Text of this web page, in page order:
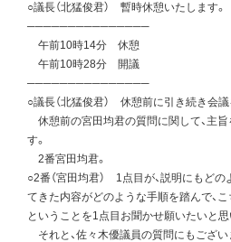
○議長（北猛俊君） 暫時休憩いたします。
───────────────
午前10時14分 休憩
午前10時28分 開議
───────────────
○議長（北猛俊君） 休憩前に引き続き会議
休憩前の宮田均君の質問に関して、主
す。
2番宮田均君。
○2番（宮田均君） 1点目が、説明にもどの
てきた内容がどのような手順を踏んで、
ということを1点目お聞かせ願いたいと思
それと、佐々木優議員の質問にもござい